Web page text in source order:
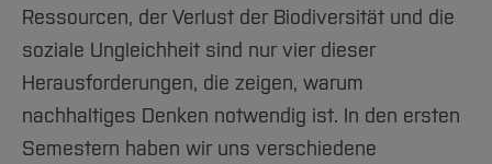
Ressourcen, der Verlust der Biodiversität und die
soziale Ungleichheit sind nur vier dieser
Herausforderungen, die zeigen, warum
nachhaltiges Denken notwendig ist. In den ersten
Semestern haben wir uns verschiedene